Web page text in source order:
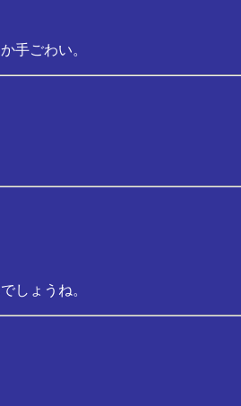
手ごわい。
しょうね。